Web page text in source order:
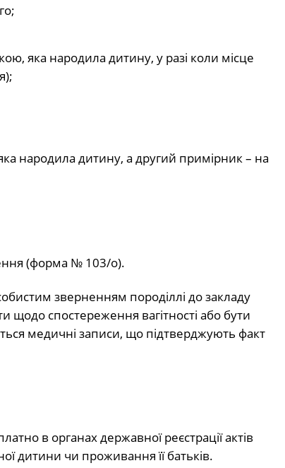
яка народила дитину, у разі коли місце
народила дитину, а другий примірник – на
(форма № 103/о).
зверненням породіллі до закладу
спостереження вагітності або бути
медичні записи, що підтверджують факт
в органах державної реєстрації актів
дитини чи проживання її батьків.